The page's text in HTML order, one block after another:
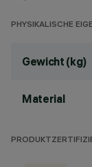
PHYSIKALISCHE
Gewicht (kg)
Material